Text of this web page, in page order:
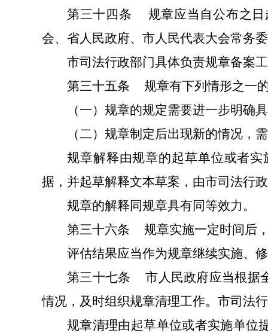
第三十四条
规章应当自公布之
会、省人民政府、市人民代表大会常务
市司法行政部门具体负责规章备案
第三十五条
规章有下列情形之一
（一）规章的规定需要进一步明确
（二）规章制定后出现新的情况，
规章解释由规章的起草单位或者
据，并起草解释文本草案，由市司法行
规章的解释同规章具有同等效力。
第三十六条
规章实施一定时间后
评估结果应当作为规章继续实施、
第三十七条
市人民政府应当根据
情况，及时组织规章清理工作。市司法
规章清理由起草单位或者实施单位